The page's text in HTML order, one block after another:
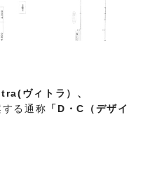
ヴィトラ）、
る通称 「D・C（デザイ